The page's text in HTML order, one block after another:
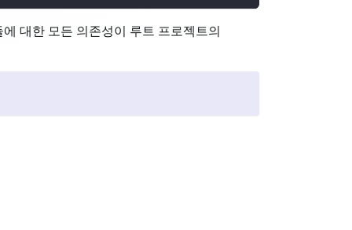
대한 모든 의존성이 루트 프로젝트의